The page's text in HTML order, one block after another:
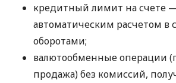
кредитный лимит на счете
автоматическим расчетом в
оборотами;
валютообменные операции
продажа) без комиссий,